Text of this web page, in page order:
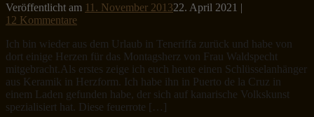
Veröffentlicht am 11. November 201322. April 2021 |
12 Kommentare
Ich bin wieder aus dem Urlaub in Teneriffa zurück und habe von
dort einige Herzen für das Montagsherz von Frau Waldspecht
mitgebracht.Als erstes zeige ich euch heute einen Schlüsselanhänger
aus Keramik in Herzform. Ich habe ihn in Puerto de la Cruz in
einem Laden gefunden habe, der sich auf kanarische Volkskunst
spezialisiert hat. Diese feuerrote […]